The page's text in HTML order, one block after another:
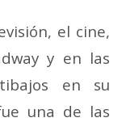
el cine,
y en las
en su
una de las